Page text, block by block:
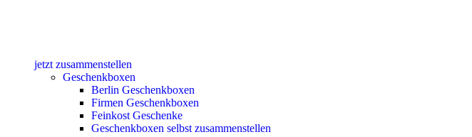
jetzt zusammenstellen
Geschenkboxen
Berlin Geschenkboxen
Firmen Geschenkboxen
Feinkost Geschenke
Geschenkboxen selbst zusammenstellen